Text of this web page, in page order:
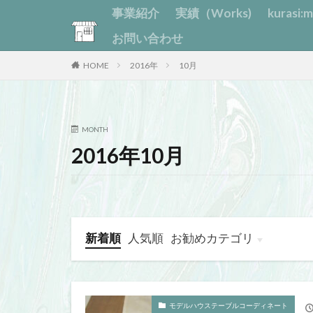
事業紹介 実績（Works)
お問い合わせ
HOME 2016年 10月
MONTH
2016年10月
新着順 人気順 お勧めカテゴリ
モデルハウステーブルコーディネート